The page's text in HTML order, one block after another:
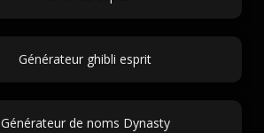
Générateur ghibli esprit
Générateur de noms Dynasty